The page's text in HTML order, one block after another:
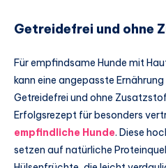
Getreidefrei und ohne
Für empfindsame Hunde mit
kann eine angepasste
Getreidefrei und ohne
Erfolgsrezept für besonders
empfindliche Hunde. Diese
setzen auf natürliche